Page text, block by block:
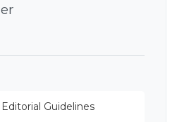
Guidelines